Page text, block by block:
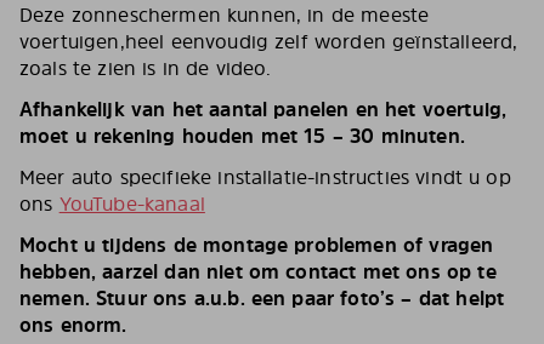
Deze zonneschermen kunnen, in de meeste
voertuigen,heel eenvoudig zelf worden geïnstalleerd,
zoals te zien is in de video.
Afhankelijk van het aantal panelen en het voertuig,
moet u rekening houden met 15 – 30 minuten.
Meer auto specifieke installatie-instructies vindt u op
ons YouTube-kanaal
Mocht u tijdens de montage problemen of vragen
hebben, aarzel dan niet om contact met ons op te
nemen. Stuur ons a.u.b. een paar foto’s – dat helpt
ons enorm.